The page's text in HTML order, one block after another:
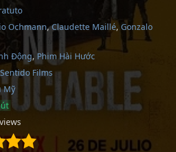
Ochmann,Claudette Maillé,Gonzalo
Động, Phim Hài Hước
Films
Mỹ